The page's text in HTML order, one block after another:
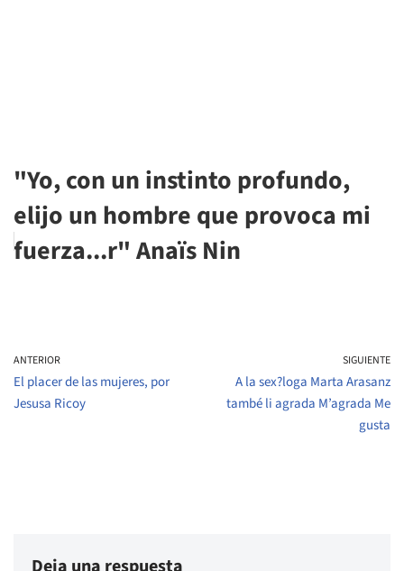
"Yo, con un instinto profundo,
elijo un hombre que provoca mi
fuerza...r" Anaïs Nin
ANTERIOR
El placer de las mujeres, por
Jesusa Ricoy
SIGUIENTE
A la sex?loga Marta Arasanz
també li agrada M’agrada Me
gusta